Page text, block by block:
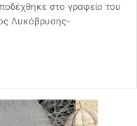
στο γραφείο του
Λυκόβρυσης-